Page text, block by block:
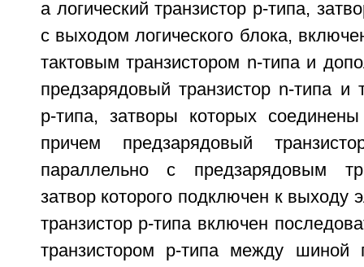
а логический транзистор р-типа,
с выходом логического блока,
тактовым транзистором n-типа и
предзарядовый транзистор n-типа и
р-типа, затворы которых
причем предзарядовый
параллельно с предзарядовым
затвор которого подключен к выходу
транзистор р-типа включен
транзистором р-типа между шиной